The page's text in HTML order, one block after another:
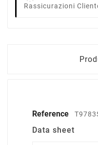
Rassicurazioni
Reference
Data sheet